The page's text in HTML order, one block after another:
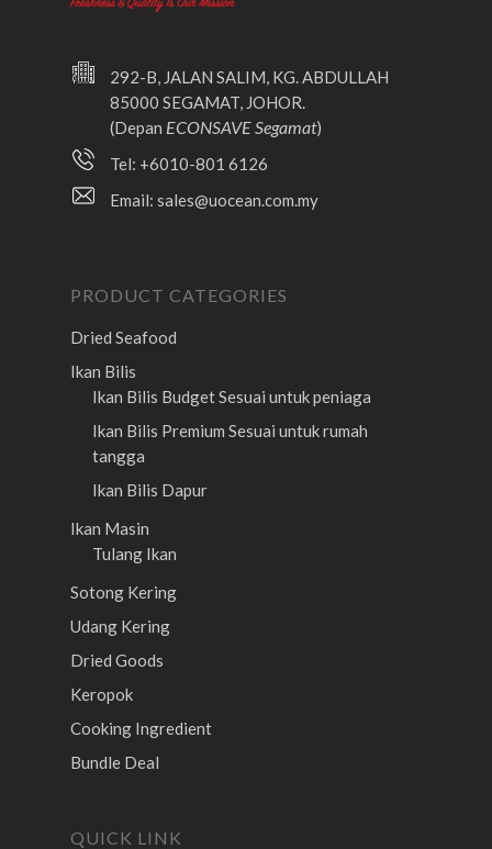
292-B, JALAN SALIM, KG. ABDULLAH
85000 SEGAMAT, JOHOR.
(Depan ECONSAVE Segamat)
Tel: +6010-801 6126
Email: sales@uocean.com.my
PRODUCT CATEGORIES
Dried Seafood
Ikan Bilis
Ikan Bilis BudgetSesuai untuk peniaga
Ikan Bilis Premium Sesuai untuk rumah
tangga
Ikan Bilis Dapur
Ikan Masin
Tulang Ikan
Sotong Kering
Udang Kering
Dried Goods
Keropok
Cooking Ingredient
Bundle Deal
QUICK LINK